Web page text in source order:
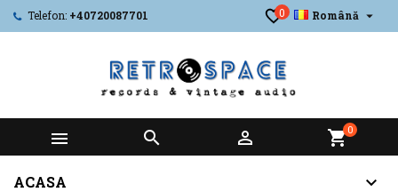
Telefon: +40720087701 Română 
0
   shopping_cart0
ACASA